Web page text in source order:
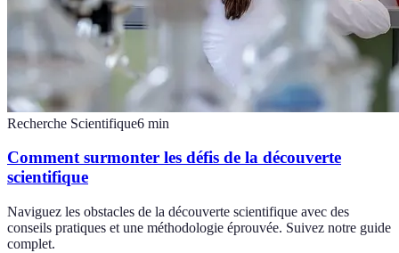
Recherche Scientifique6 min
Comment surmonter les défis de la découverte
scientifique
Naviguez les obstacles de la découverte scientifique avec des
conseils pratiques et une méthodologie éprouvée. Suivez notre guide
complet.